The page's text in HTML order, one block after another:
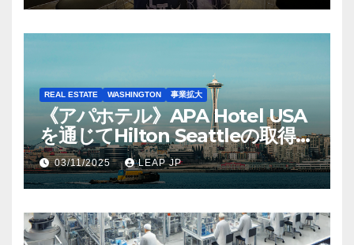
REAL ESTATE WASHINGTON 事業拡大
《アパホテル》APA Hotel USA
を通じてHilton Seattleの取得を
完了
03/11/2025 LEAP JP